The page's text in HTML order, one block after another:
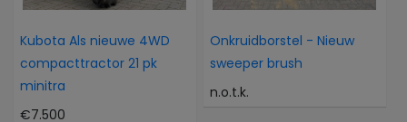
Kubota Als nieuwe 4WD
compacttractor 21 pk
minitra
€7.500
Onkruidborstel - Nieuw
sweeper brush
n.o.t.k.